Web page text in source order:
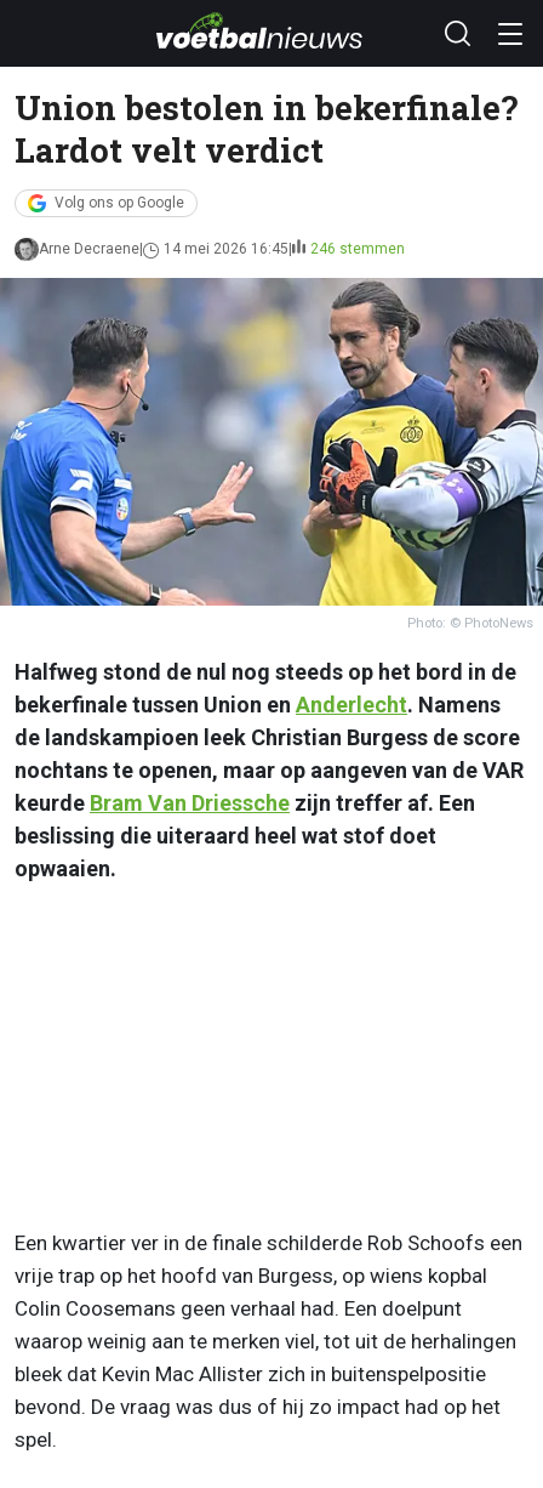
Union bestolen in bekerfinale?
Lardot velt verdict
Volg ons op Google
Arne Decraene 14 mei 2026 16:45 246 stemmen
Photo: © PhotoNews
Halfweg stond de nul nog steeds op het bord in de
bekerfinale tussen Union en Anderlecht. Namens
de landskampioen leek Christian Burgess de score
nochtans te openen, maar op aangeven van de VAR
keurde Bram Van Driessche zijn treffer af. Een
beslissing die uiteraard heel wat stof doet
opwaaien.
Een kwartier ver in de finale schilderde Rob Schoofs een
vrije trap op het hoofd van Burgess, op wiens kopbal
Colin Coosemans geen verhaal had. Een doelpunt
waarop weinig aan te merken viel, tot uit de herhalingen
bleek dat Kevin Mac Allister zich in buitenspelpositie
bevond. De vraag was dus of hij zo impact had op het
spel.